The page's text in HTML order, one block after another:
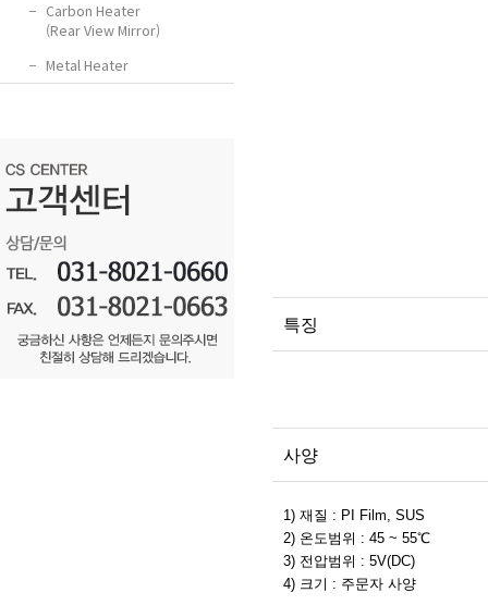
− Carbon Heater
(Rear View Mirror)
− Metal Heater
특징
사양
1) 재질 : PI Film, SUS
2) 온도범위 : 45 ~ 55℃
3) 전압범위 : 5V(DC)
4) 크기 : 주문자 사양